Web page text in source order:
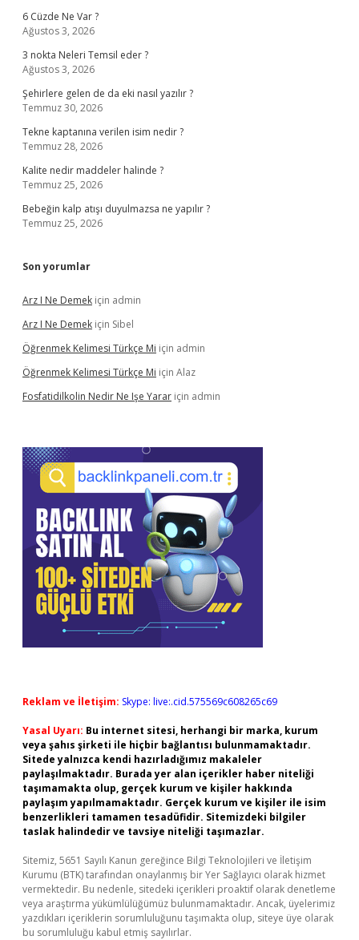
6 Cüzde Ne Var ?
Ağustos 3, 2026
3 nokta Neleri Temsil eder ?
Ağustos 3, 2026
Şehirlere gelen de da eki nasıl yazılır ?
Temmuz 30, 2026
Tekne kaptanına verilen isim nedir ?
Temmuz 28, 2026
Kalite nedir maddeler halinde ?
Temmuz 25, 2026
Bebeğin kalp atışı duyulmazsa ne yapılır ?
Temmuz 25, 2026
Son yorumlar
Arz I Ne Demek için admin
Arz I Ne Demek için Sibel
Öğrenmek Kelimesi Türkçe Mi için admin
Öğrenmek Kelimesi Türkçe Mi için Alaz
Fosfatidilkolin Nedir Ne Işe Yarar için admin
Reklam ve İletişim: Skype: live:.cid.575569c608265c69
Yasal Uyarı: Bu internet sitesi, herhangi bir marka, kurum
veya şahıs şirketi ile hiçbir bağlantısı bulunmamaktadır.
Sitede yalnızca kendi hazırladığımız makaleler
paylaşılmaktadır. Burada yer alan içerikler haber niteliği
taşımamakta olup, gerçek kurum ve kişiler hakkında
paylaşım yapılmamaktadır. Gerçek kurum ve kişiler ile isim
benzerlikleri tamamen tesadüfidir. Sitemizdeki bilgiler
taslak halindedir ve tavsiye niteliği taşımazlar.
Sitemiz, 5651 Sayılı Kanun gereğince Bilgi Teknolojileri ve İletişim
Kurumu (BTK) tarafından onaylanmış bir Yer Sağlayıcı olarak hizmet
vermektedir. Bu nedenle, sitedeki içerikleri proaktif olarak denetleme
veya araştırma yükümlülüğümüz bulunmamaktadır. Ancak, üyelerimiz
yazdıkları içeriklerin sorumluluğunu taşımakta olup, siteye üye olarak
bu sorumluluğu kabul etmiş sayılırlar.